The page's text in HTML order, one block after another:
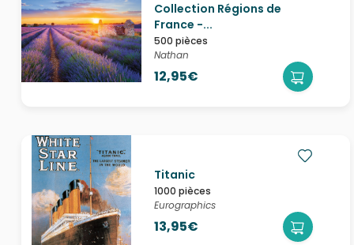
Collection Régions de
France -...
500 pièces
Nathan
12,95€
Titanic
1000 pièces
Eurographics
13,95€